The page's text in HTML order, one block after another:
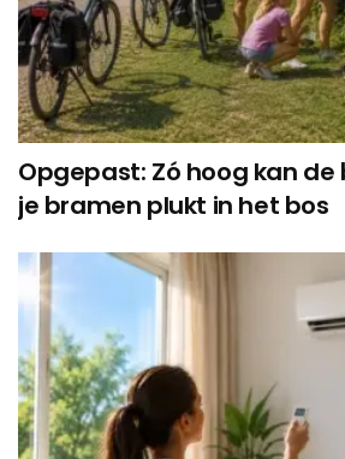
Opgepast: Zó hoog kan de
je bramen plukt in het bos